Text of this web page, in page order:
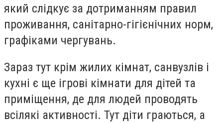
який слідкує за дотриманням правил
проживання, санітарно-гігієнічних норм,
графіками чергувань.
Зараз тут крім жилих кімнат, санвузлів і
кухні є ще ігрові кімнати для дітей та
приміщення, де для людей проводять
всілякі активності. Тут діти граються, а